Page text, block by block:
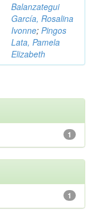
Balanzategui
García, Rosalina
Ivonne; Pingos
Lata, Pamela
Elizabeth
1
1